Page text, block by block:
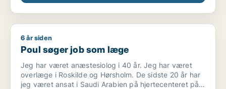
Poul søger job som læge
6 år siden
Poul søger job som læge
Jeg har været anæstesiolog i 40 år. Jeg har været
overlæge i Roskilde og Hørsholm. De sidste 20 år har
jeg været ansat i Saudi Arabien på hjertecenteret på